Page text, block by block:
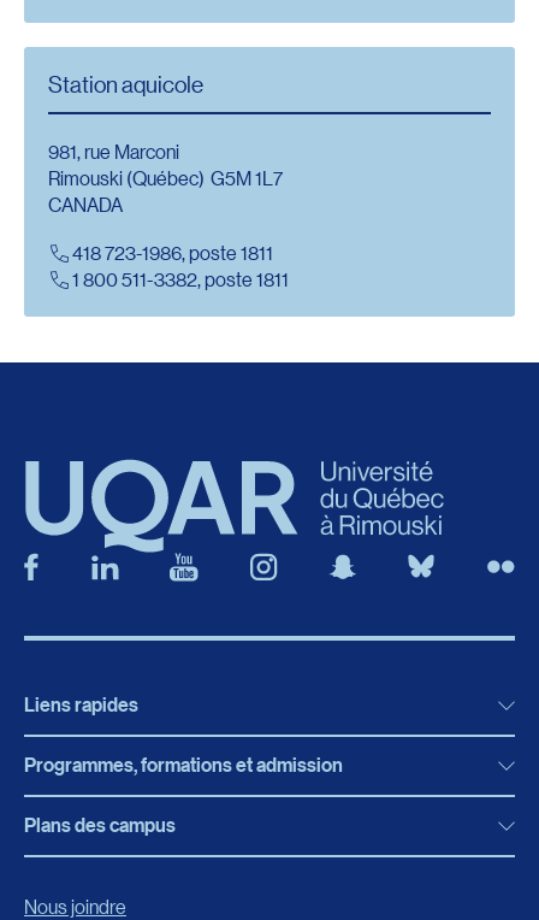
Station aquicole
981, rue Marconi
Rimouski (Québec) G5M 1L7
CANADA
418 723-1986, poste 1811
1 800 511-3382, poste 1811
Liens rapides
Actualités
Bibliothèque
Programmes, formations et admission
Programmes, formations et admission
Plans des campus
Nous joindre